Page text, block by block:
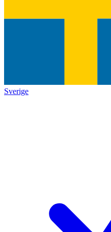
Sverige